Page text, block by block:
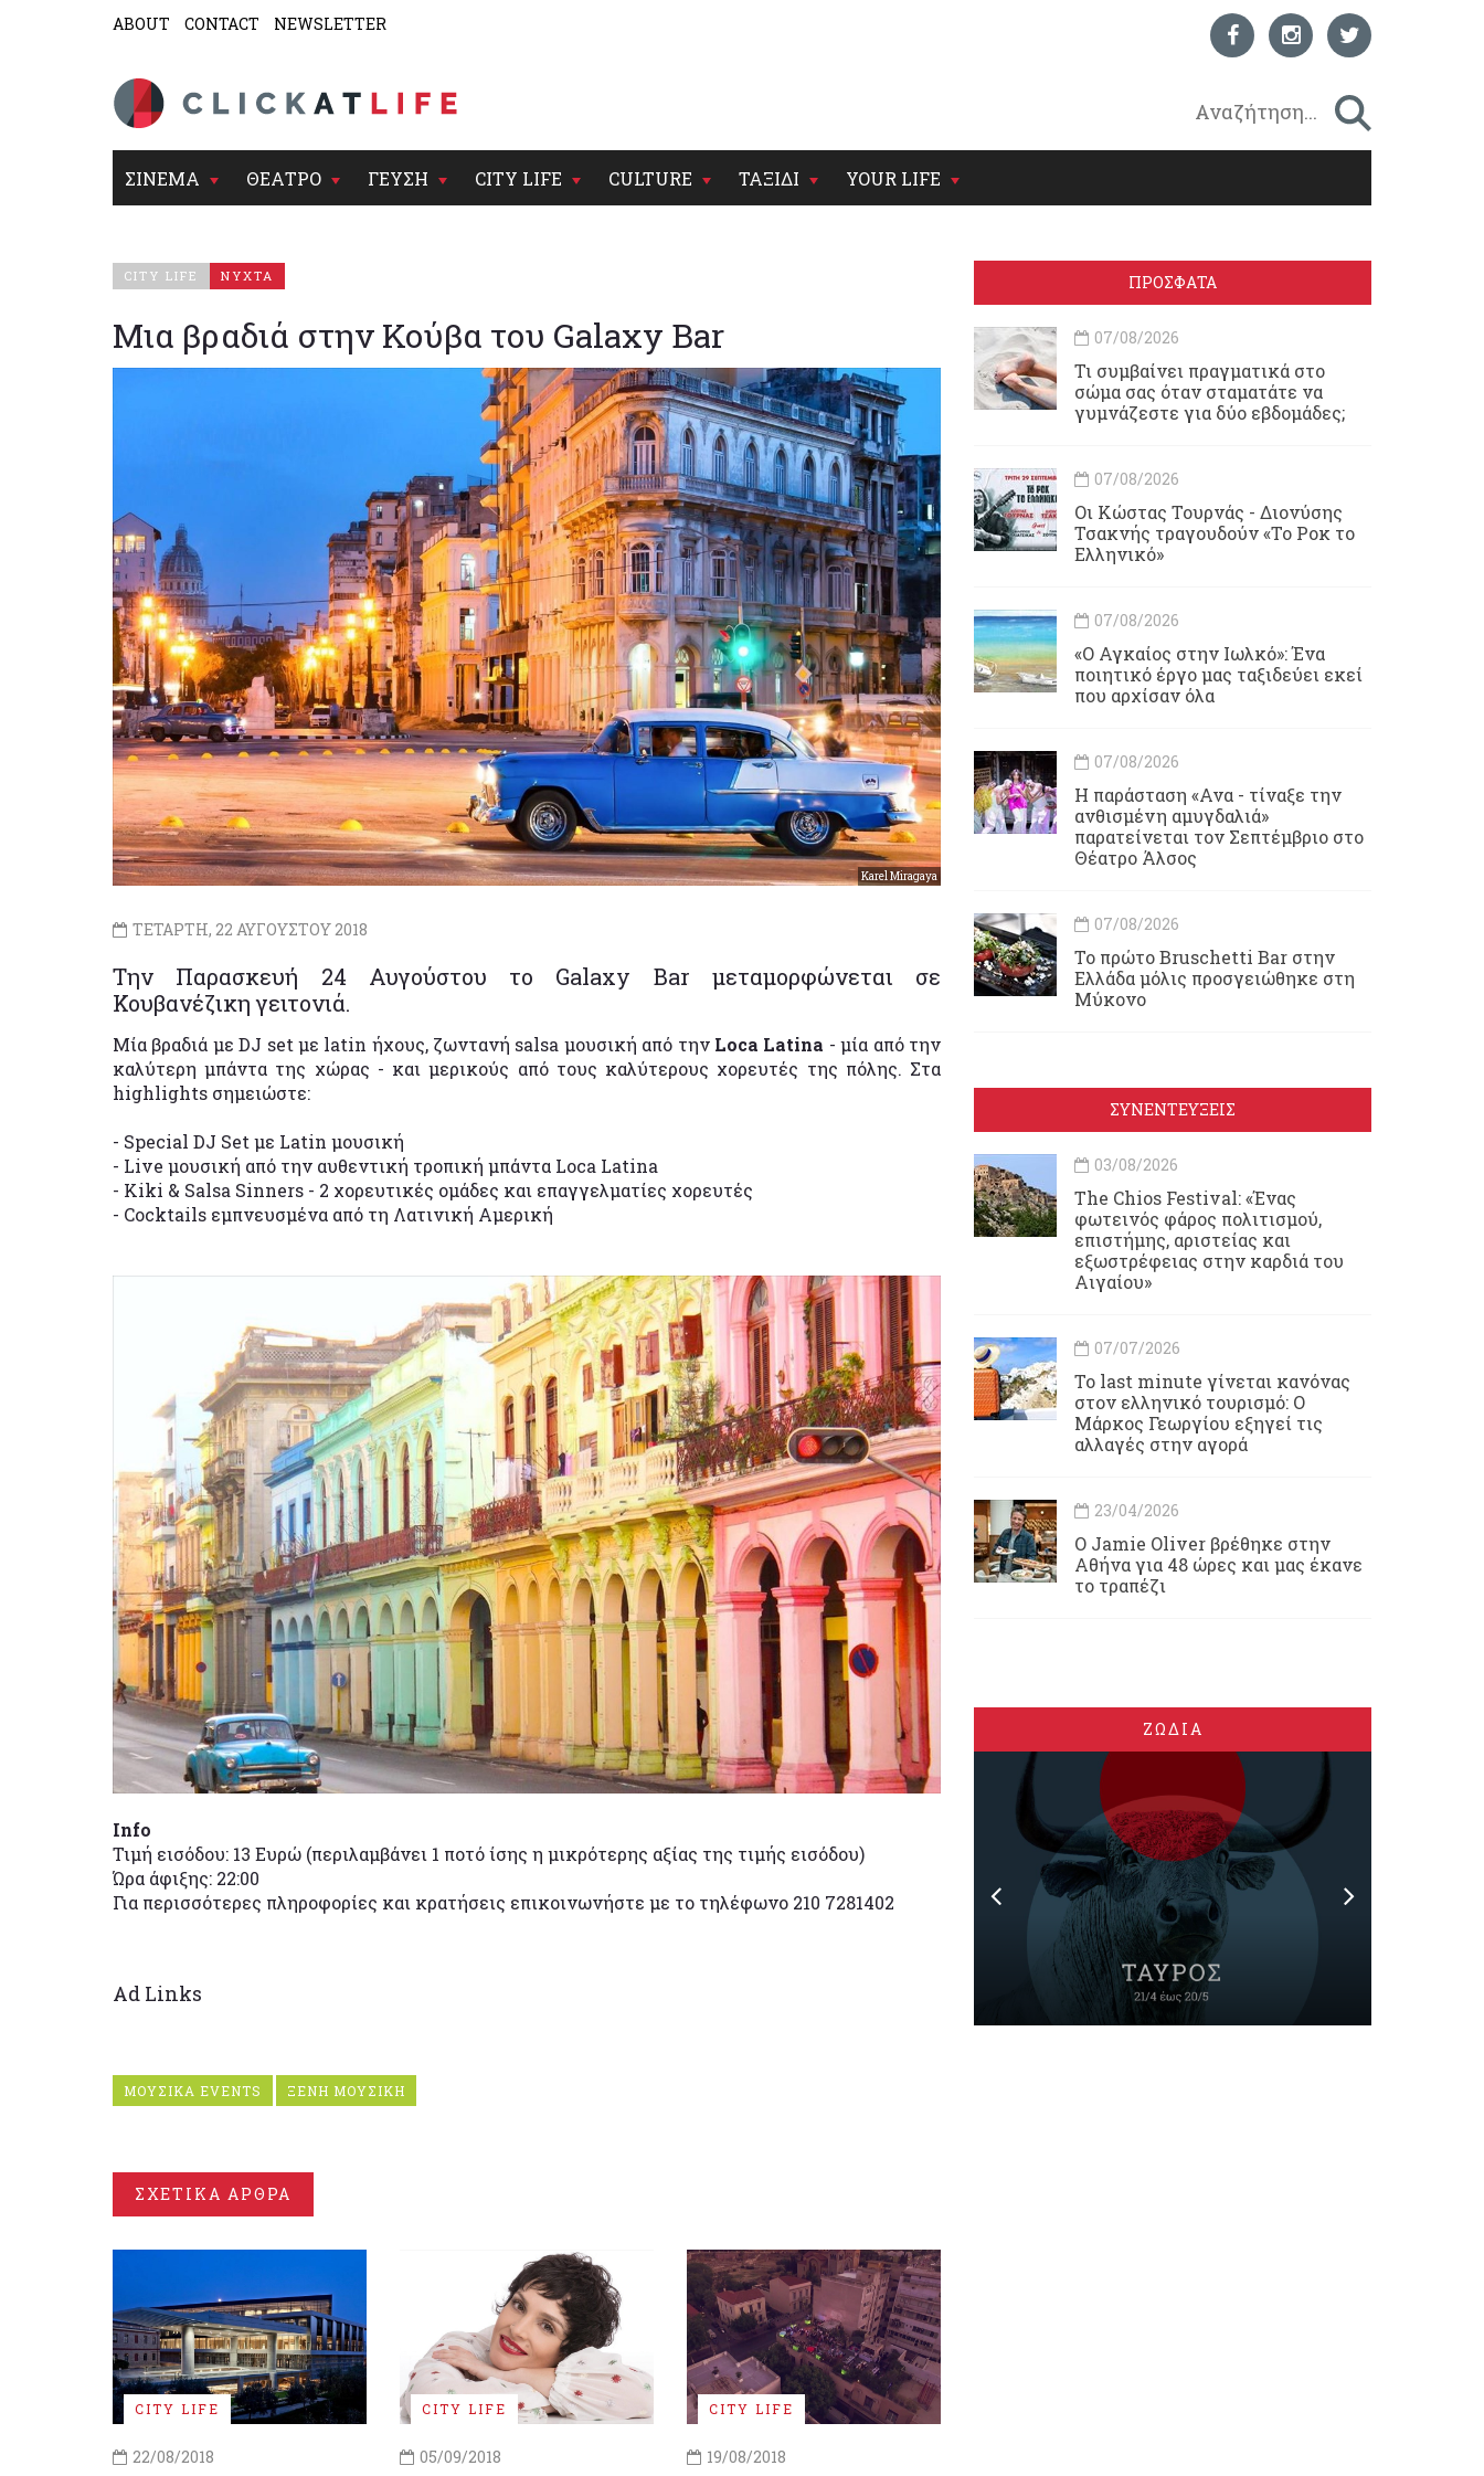
ABOUT CONTACT NEWSLETTER
ΣΙΝΕΜΑ ΘΕΑΤΡΟ ΓΕΥΣΗ CITY LIFE CULTURE ΤΑΞΙΔΙ YOUR LIFE
CITY LIFE ΝΥΧΤΑ
Μια βραδιά στην Κούβα του Galaxy Bar
Karel Miragaya
ΤΕΤΑΡΤΗ, 22 ΑΥΓΟΥΣΤΟΥ 2018
Την Παρασκευή 24 Αυγούστου το Galaxy Bar μεταμορφώνεται σε
Κουβανέζικη γειτονιά.
Μία βραδιά με DJ set με latin ήχους, ζωντανή salsa μουσική από την Loca Latina - μία από την
καλύτερη μπάντα της χώρας - και μερικούς από τους καλύτερους χορευτές της πόλης. Στα
highlights σημειώστε:
- Special DJ Set με Latin μουσική
- Live μουσική από την αυθεντική τροπική μπάντα Loca Latina
- Kiki & Salsa Sinners - 2 χορευτικές ομάδες και επαγγελματίες χορευτές
- Cocktails εμπνευσμένα από τη Λατινική Αμερική
Info
Τιμή εισόδου: 13 Ευρώ (περιλαμβάνει 1 ποτό ίσης η μικρότερης αξίας της τιμής εισόδου)
Ώρα άφιξης: 22:00
Για περισσότερες πληροφορίες και κρατήσεις επικοινωνήστε με το τηλέφωνο 210 7281402
Ad Links
ΜΟΥΣΙΚΑ EVENTS ΞΕΝΗ ΜΟΥΣΙΚΗ
ΣΧΕΤΙΚΑ ΑΡΘΡΑ
CITY LIFE
22/08/2018
CITY LIFE
05/09/2018
CITY LIFE
19/08/2018
ΠΡΟΣΦΑΤΑ
07/08/2026
Τι συμβαίνει πραγματικά στο
σώμα σας όταν σταματάτε να
γυμνάζεστε για δύο εβδομάδες;
07/08/2026
Οι Κώστας Τουρνάς - Διονύσης
Τσακνής τραγουδούν «Το Ροκ το
Ελληνικό»
07/08/2026
«Ο Αγκαίος στην Ιωλκό»: Ένα
ποιητικό έργο μας ταξιδεύει εκεί
που αρχίσαν όλα
07/08/2026
Η παράσταση «Ανα - τίναξε την
ανθισμένη αμυγδαλιά»
παρατείνεται τον Σεπτέμβριο στο
Θέατρο Άλσος
07/08/2026
Το πρώτο Bruschetti Bar στην
Ελλάδα μόλις προσγειώθηκε στη
Μύκονο
ΣΥΝΕΝΤΕΥΞΕΙΣ
03/08/2026
Τhe Chios Festival: «Ένας
φωτεινός φάρος πολιτισμού,
επιστήμης, αριστείας και
εξωστρέφειας στην καρδιά του
Αιγαίου»
07/07/2026
Το last minute γίνεται κανόνας
στον ελληνικό τουρισμό: Ο
Μάρκος Γεωργίου εξηγεί τις
αλλαγές στην αγορά
23/04/2026
Ο Jamie Oliver βρέθηκε στην
Αθήνα για 48 ώρες και μας έκανε
το τραπέζι
ΖΩΔΙΑ